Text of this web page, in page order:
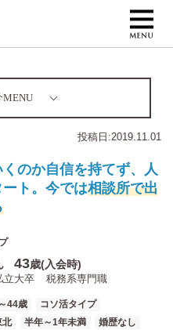
MENU
投稿日:2019.11.01
のか自信を持てず、人
ト。今では相談所で出
43歳(入会時)
立大卒 税務系専門職
44歳
コソ活タイプ
北
半年～1年未満 婚歴なし